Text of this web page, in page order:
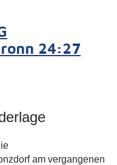
24:27
am vergangenen